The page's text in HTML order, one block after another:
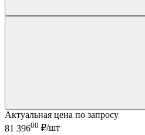
Актуальная цена по запросу
81 39600 ₽/шт